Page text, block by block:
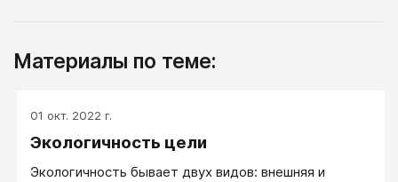
Материалы по теме:
01 окт. 2022 г.
Экологичность цели
Экологичность бывает двух видов: внешняя и